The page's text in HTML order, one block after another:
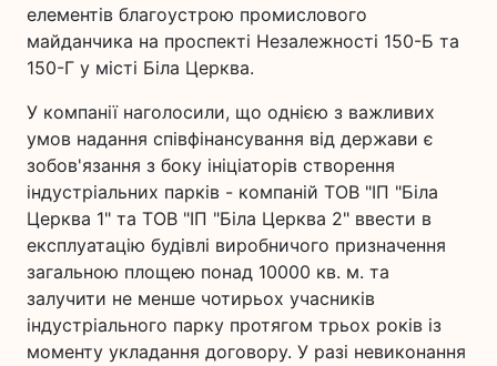
елементів благоустрою промислового
майданчика на проспекті Незалежності 150-Б та
150-Г у місті Біла Церква.
У компанії наголосили, що однією з важливих
умов надання співфінансування від держави є
зобов'язання з боку ініціаторів створення
індустріальних парків - компаній ТОВ "ІП "Біла
Церква 1" та ТОВ "ІП "Біла Церква 2" ввести в
експлуатацію будівлі виробничого призначення
загальною площею понад 10000 кв. м. та
залучити не менше чотирьох учасників
індустріального парку протягом трьох років із
моменту укладання договору. У разі невиконання